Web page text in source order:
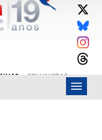
COLUNISTAS
Menu